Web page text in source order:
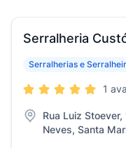
Serralheria
Serralherias e
1
Rua Luiz
Neves, Santa